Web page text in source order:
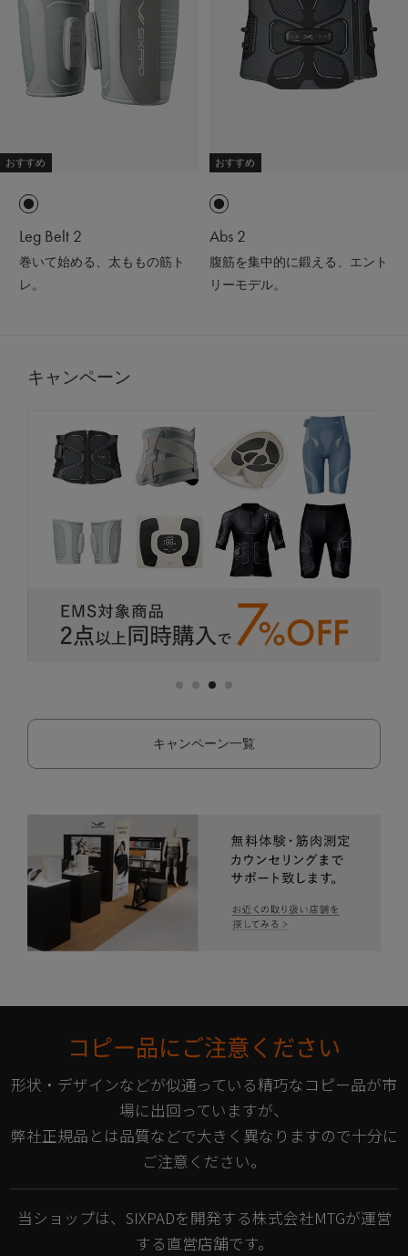
おすすめ
Leg Belt 2
巻いて始める、太ももの筋ト
レ。
おすすめ
Abs 2
腹筋を集中的に鍛える、エント
リーモデル。
キャンペーン
キャンペーン一覧
コピー品にご注意ください
形状・デザインなどが似通っている精巧なコピー品が市
場に出回っていますが、
弊社正規品とは品質などで大きく異なりますので十分に
ご注意ください。
当ショップは、SIXPADを開発する株式会社MTGが運営
する直営店舗です。